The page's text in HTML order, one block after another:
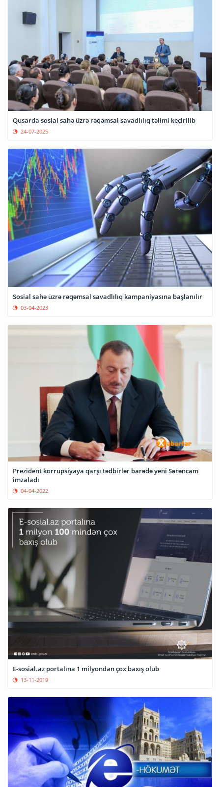
Qusarda sosial sahə üzrə rəqəmsal savadlılıq təlimi keçirilib
24-07-2025
Sosial sahə üzrə rəqəmsal savadlılıq kampaniyasına başlanılır
03-04-2023
Prezident korrupsiyaya qarşı tədbirlər barədə yeni Sərəncam
imzaladı
04-04-2022
E-sosial.az portalına 1 milyondan çox baxış olub
13-11-2019